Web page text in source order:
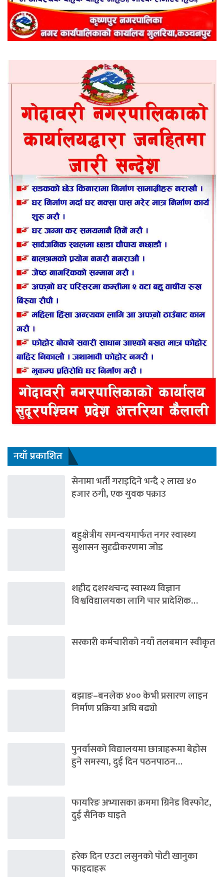
नयाँ प्रकाशित
सेनामा भर्ती गराइदिने भन्दै २ लाख ४०
हजार ठगी, एक युवक पक्राउ
बहुक्षेत्रीय समन्वयमार्फत नगर स्वास्थ्य
सुशासन सुदृढीकरणमा जोड
शहीद दशरथचन्द स्वास्थ्य विज्ञान
विश्वविद्यालयका लागि चार प्रादेशिक…
सरकारी कर्मचारीको नयाँ तलबमान स्वीकृत
बझाङ–बनलेक ४०० केभी प्रसारण लाइन
निर्माण प्रक्रिया अघि बढ्यो
पुनर्वासको विद्यालयमा छात्राहरूमा बेहोस
हुने समस्या, दुई दिन पठनपाठन…
फायरिङ अभ्यासका क्रममा ग्रिनेड विस्फोट,
दुई सैनिक घाइते
हरेक दिन एउटा लसुनको पोटी खानुका
फाइदाहरू